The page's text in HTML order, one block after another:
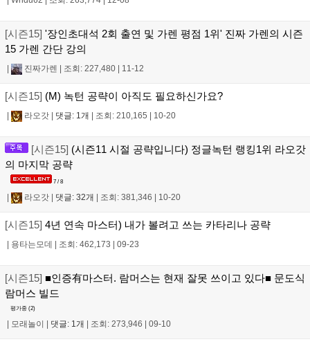
[시즌15] '장인초대석 2회 출연 및 가렌 평점 1위' 진짜 가렌의 시즌
15 가렌 간단 강의
| 진짜가렌 | 조회: 227,480 | 11-12
[시즌15] (M) 녹턴 공략이 아직도 필요하신가요?
| 라오갓 | 댓글: 1개 | 조회: 210,165 | 10-20
[시즌15] (시즌11 시절 공략입니다) 정글녹턴 랭킹1위 라오갓
의 마지막 공략
7 / 8
라오갓 댓글: 32개 조회: 381,346 10-20
[시즌15] 4년 연속 마스터) 내가 볼려고 쓰는 카타리나 공략
용타는모데 조회: 462,173 09-23
[시즌15] ■인증有마스터. 람머스는 현재 잘못 쓰이고 있다■ 문도식
람머스 빌드
평가중 (2)
| 모래놀이 | 댓글: 1개 | 조회: 273,946 | 09-10